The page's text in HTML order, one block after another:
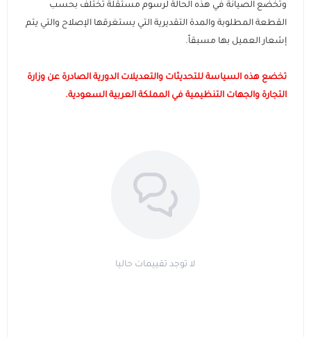
وتخضع الصيانة في هذه الحالة لرسوم مستقلة تختلف بحسب
القطعة المطلوبة والمدة التقديرية التي يستغرقها الإصلاح والتي يتم
إشعار العميل بها مسبقاً.
تخضع هذه السياسة للتحديثات والتعديلات الدورية الصادرة عن وزارة
التجارة والجهات التنظيمية في المملكة العربية السعودية.
لا توجد تقييمات حاليا